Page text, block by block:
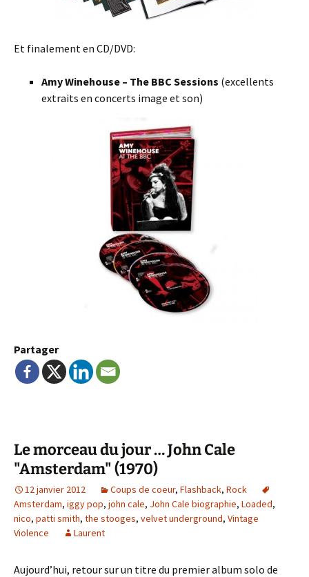
Et finalement en CD/DVD:
Amy Winehouse – The BBC Sessions (excellents
extraits en concerts image et son)
Partager
Le morceau du jour … John Cale
"Amsterdam" (1970)
12 janvier 2012 Coups de coeur, Flashback, Rock
Amsterdam, iggy pop, john cale, John Cale biographie, Loaded,
nico, patti smith, the stooges, velvet underground, Vintage
Violence
Laurent
Aujourd’hui, retour sur un titre du premier album solo de